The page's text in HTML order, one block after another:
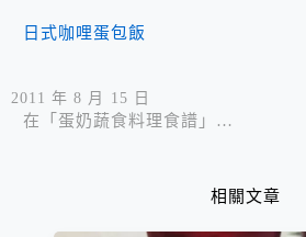
日式咖哩蛋包飯
2011 年 8 月 15 日
在「蛋奶蔬食料理食譜」中
相關文章